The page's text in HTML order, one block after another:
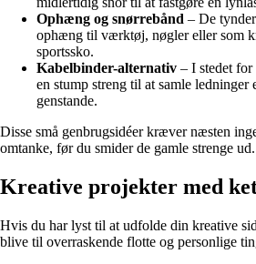
Ophæng og snørrebånd – De
ophæng til værktøj, nøgler eller som
sportssko.
Kabelbinder-alternativ – I stedet
en stump streng til at samle ledninger
genstande.
Disse små genbrugsidéer kræver næsten
omtanke, før du smider de gamle strenge ud.
Kreative projekter med
Hvis du har lyst til at udfolde din kreative
blive til overraskende flotte og personlige